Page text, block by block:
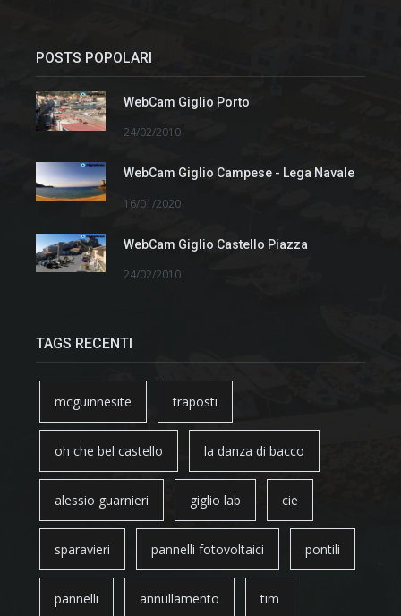
POSTS POPOLARI
WebCam Giglio Porto
24/02/2010
WebCam Giglio Campese - Lega Navale
16/01/2020
WebCam Giglio Castello Piazza
24/02/2010
TAGS RECENTI
mcguinnesite traposti
oh che bel castello la danza di bacco
alessio guarnieri giglio lab cie
sparavieri pannelli fotovoltaici pontili
pannelli annullamento tim